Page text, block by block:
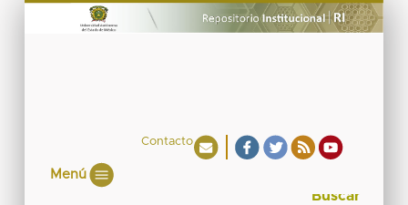
Contacto
Menú
Buscar